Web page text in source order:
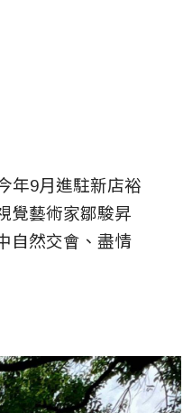
年9月進駐新店裕
覺藝術家鄒駿昇
自然交會、盡情